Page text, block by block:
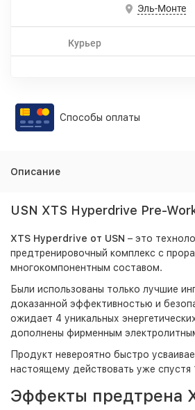
Эль-Монте
Курьер
Способы оплаты
Описание
USN XTS Hyperdrive Pre-
XTS Hyperdrive от USN – это
предтренировочный комплекс с
многокомпонентным составом.
Были использованы только лучшие
доказанной эффективностью и
ожидает 4 уникальных
дополнены фирменным
Продукт невероятно быстро
настоящему действовать уже спустя
Эффекты предтрена